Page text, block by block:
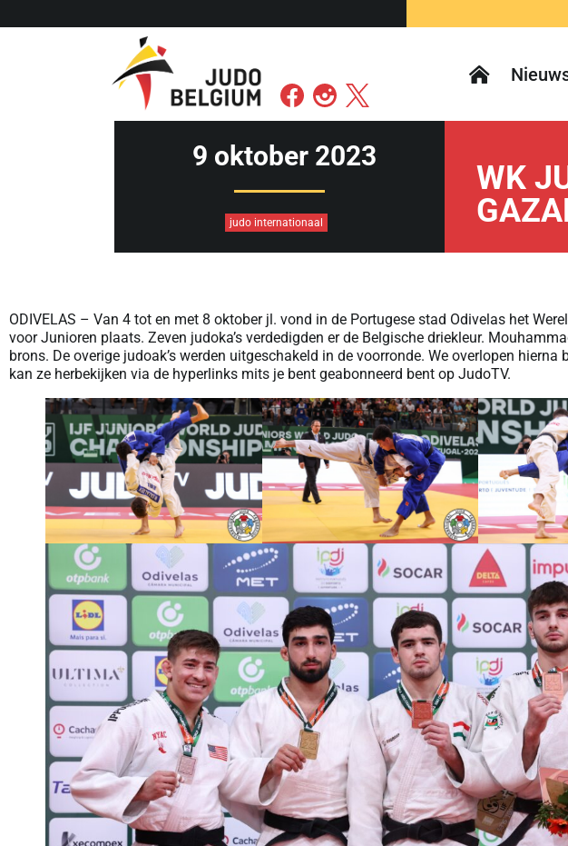
9 oktober 2023
judo internationaal
WK
ODIVELAS – Van 4 tot en met 8 oktober jl. vond in de Portugese stad Odivelas het
voor Junioren plaats. Zeven judoka’s verdedigden er de Belgische driekleur.
brons. De overige judoak’s werden uitgeschakeld in de voorronde. We overlopen
kan ze herbekijken via de hyperlinks mits je bent geabonneerd bent op JudoTV.